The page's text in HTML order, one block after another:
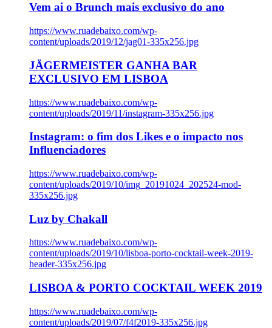
Vem ai o Brunch mais exclusivo do ano
https://www.ruadebaixo.com/wp-
content/uploads/2019/12/jag01-335x256.jpg
JÄGERMEISTER GANHA BAR
EXCLUSIVO EM LISBOA
https://www.ruadebaixo.com/wp-
content/uploads/2019/11/instagram-335x256.jpg
Instagram: o fim dos Likes e o impacto nos
Influenciadores
https://www.ruadebaixo.com/wp-
content/uploads/2019/10/img_20191024_202524-mod-
335x256.jpg
Luz by Chakall
https://www.ruadebaixo.com/wp-
content/uploads/2019/10/lisboa-porto-cocktail-week-2019-
header-335x256.jpg
LISBOA & PORTO COCKTAIL WEEK 2019
https://www.ruadebaixo.com/wp-
content/uploads/2019/07/f4f2019-335x256.jpg